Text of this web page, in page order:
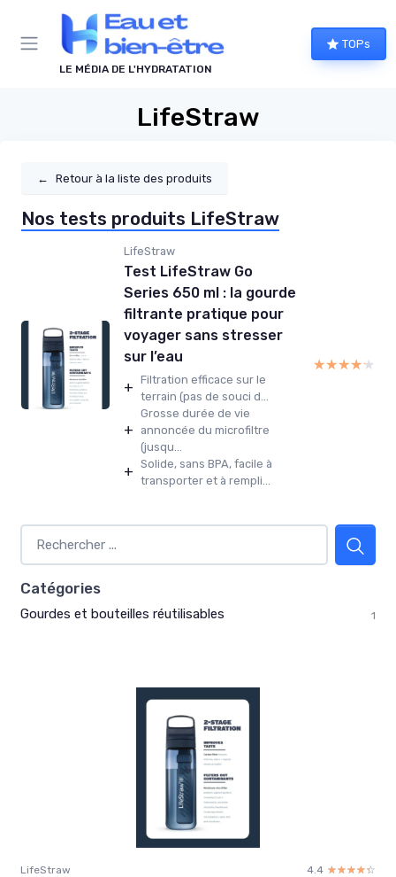
LE MÉDIA DE L'HYDRATATION
TOPs
LifeStraw
← Retour à la liste des produits
Nos tests produits LifeStraw
LifeStraw
Test LifeStraw Go
Series 650 ml : la gourde
filtrante pratique pour
voyager sans stresser
sur l’eau
+ Filtration efficace sur le
terrain (pas de souci d...
+
Grosse durée de vie
annoncée du microfiltre
(jusqu...
+ Solide, sans BPA, facile à
transporter et à rempli...
★★★★★
★★★★★
Catégories
Gourdes et bouteilles réutilisables 1
LifeStraw 4.4 ☆☆☆☆☆
★★★★★
Panneau de gestion des cookies